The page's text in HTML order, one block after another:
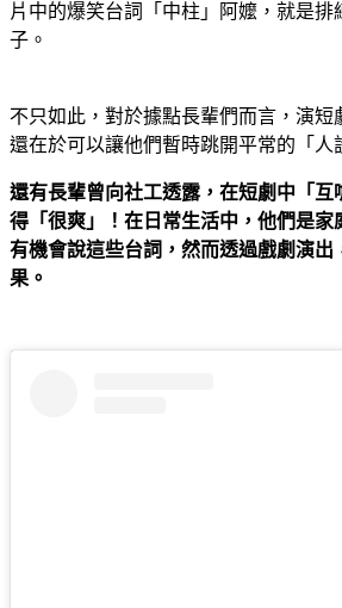
片中的爆笑台詞「中柱」阿嬤，就是
子。
不只如此，對於據點長輩們而言，演短
還在於可以讓他們暫時跳開平常的「人
還有長輩曾向社工透露，在短劇中「互
得「很爽」！在日常生活中，他們是家
有機會說這些台詞，然而透過戲劇演出
果。